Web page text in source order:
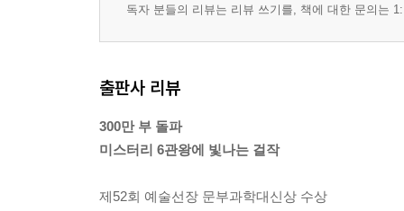
독자 분들의 리뷰는 리뷰 쓰기를, 책에 대한 문의는
출판사 리뷰
300만 부 돌파
미스터리 6관왕에 빛나는 걸작
제52회 예술선장 문부과학대신상 수상